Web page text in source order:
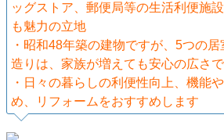
ッグストア、郵便局等の生活利便施
も魅力の立地
・昭和48年築の建物ですが、5つの
造りは、家族が増えても安心の広さ
・日々の暮らしの利便性向上、機能
め、リフォームをおすすめします